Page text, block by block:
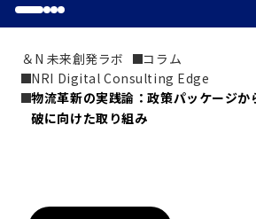
＆N 未来創発ラボ
コラム
NRI Digital Consulting Edge
物流革新の実践論：政策パッケージか
破に向けた取り組み